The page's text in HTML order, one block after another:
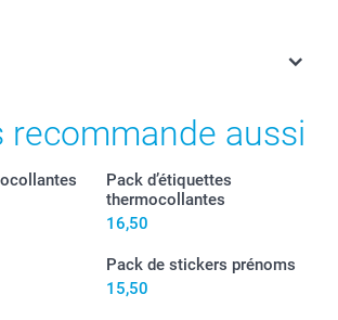
recommande aussi
Pack d’étiquettes
thermocollantes
16,50
Pack de stickers prénoms
15,50